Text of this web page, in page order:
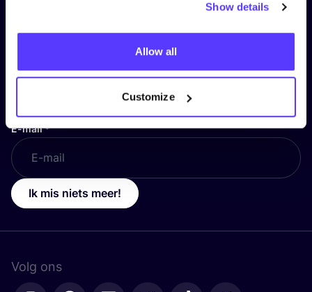
Show details
Allow all
Customize
Schrijf je in op onze nieuwsbrief
en blijf op de hoogte!
Voornaam*
E-mail*
Ik mis niets meer!
Volg ons